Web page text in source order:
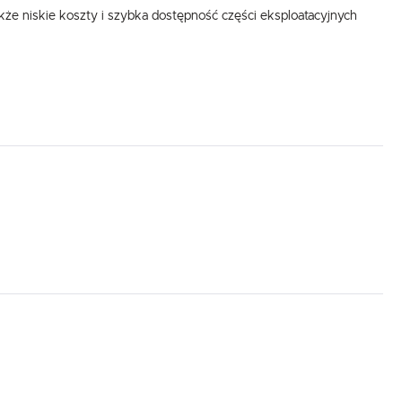
niskie koszty i szybka dostępność części eksploatacyjnych